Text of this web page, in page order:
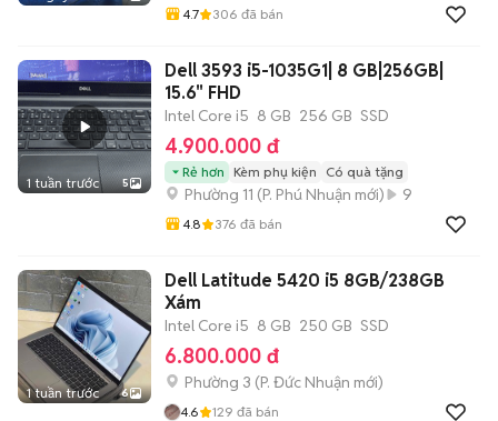
4.7 306 đã bán
1 tuần trước 5
Dell 3593 i5-1035G1| 8 GB|256GB|
15.6" FHD
Intel Core i5 8 GB 256 GB SSD
4.900.000 đ
Rẻ hơn Kèm phụ kiện Có quà tặng
Phường 11 (P. Phú Nhuận mới) 9
4.8 376 đã bán
1 tuần trước 6
Dell Latitude 5420 i5 8GB/238GB
Xám
Intel Core i5 8 GB 250 GB SSD
6.800.000 đ
Phường 3 (P. Đức Nhuận mới)
4.6 129 đã bán